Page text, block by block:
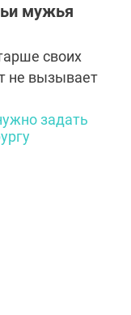
мужья
своих
не вызывает
не знать
не